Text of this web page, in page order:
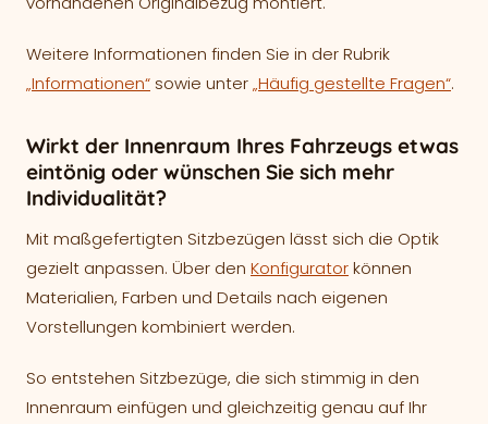
Weitere Informationen finden Sie in der Rubrik
„Informationen“ sowie unter„Häufig gestellte Fragen“.
Wirkt der Innenraum Ihres Fahrzeugs etwas
eintönig oder wünschen Sie sich mehr
Individualität?
Mit maßgefertigten Sitzbezügen lässt sich die Optik
gezielt anpassen. Über den Konfiguratorkönnen
Materialien, Farben und Details nach eigenen
Vorstellungen kombiniert werden.
So entstehen Sitzbezüge, die sich stimmig in den
Innenraum einfügen und gleichzeitig genau auf Ihr